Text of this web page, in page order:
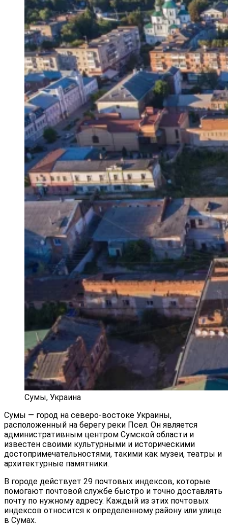
Сумы, Украина
Сумы — город на северо-востоке Украины,
расположенный на берегу реки Псел. Он является
административным центром Сумской области и
известен своими культурными и историческими
достопримечательностями, такими как музеи, театры и
архитектурные памятники.
В городе действует 29 почтовых индексов, которые
помогают почтовой службе быстро и точно доставлять
почту по нужному адресу. Каждый из этих почтовых
индексов относится к определенному району или улице
в Сумах.